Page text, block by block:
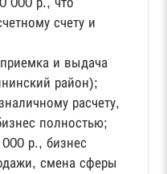
счету и
и выдача
район);
расчету,
полностью;
р., бизнес
смена сферы